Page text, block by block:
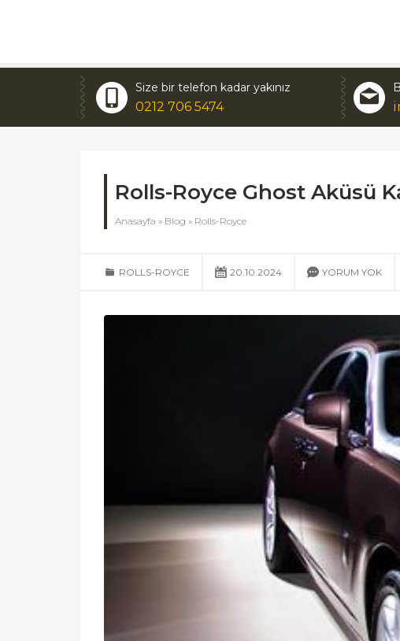
Size bir telefon kadar yakınız
0212 706 5474
Rolls-Royce Ghost Aküsü
Anasayfa » Blog » Rolls-Royce
ROLLS-ROYCE 20.10.2024 YORUM YOK